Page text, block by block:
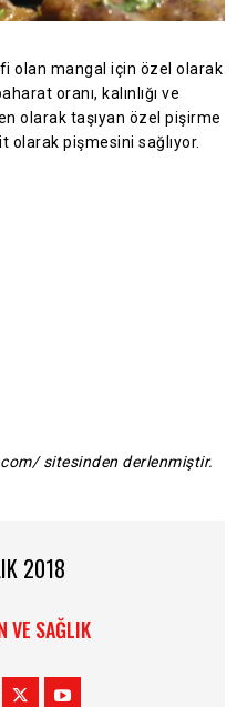
olan mangal için özel olarak
oranı, kalınlığı ve
olarak taşıyan özel pişirme
olarak pişmesini sağlıyor.
sitesinden derlenmiştir.
2018
VE SAĞLIK